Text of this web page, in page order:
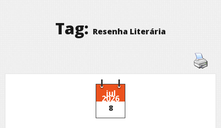
Tag: Resenha Literária
jul
2026
8